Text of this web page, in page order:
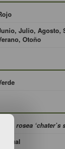
Julio, Agosto,
Otoño
Alcea rosea ‘chater’s
Bianual